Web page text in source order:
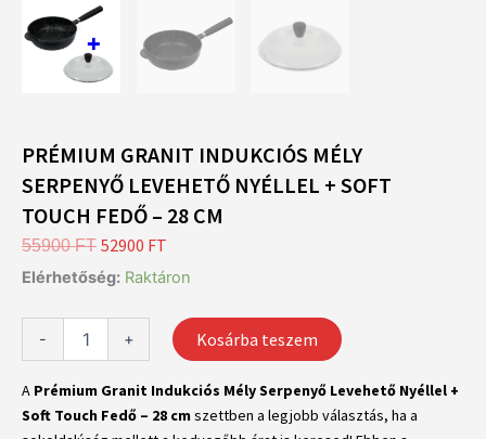
PRÉMIUM GRANIT INDUKCIÓS MÉLY
SERPENYŐ LEVEHETŐ NYÉLLEL + SOFT
TOUCH FEDŐ – 28 CM
55900FT ORIGINAL
PRICE
55900 FT.
52900 FT
PRICE
52900 FT.
Elérhetőség: Raktáron
-
Prémium
Indukciós
Mély
Serpenyő
Levehető
+
+ Kosárba teszem
A Prémium Granit Indukciós Mély Serpenyő Levehető Nyéllel +
Soft Touch Fedő – 28 cm szettben a legjobb választás, ha a